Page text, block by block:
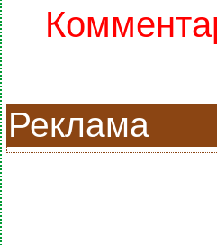
Реклама